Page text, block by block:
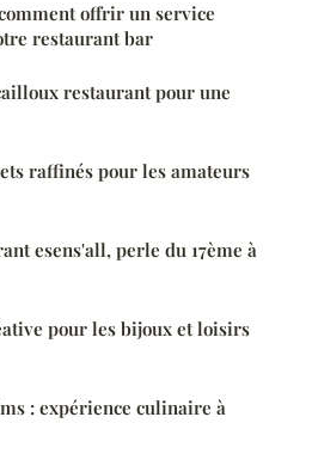
offrir un service
restaurant bar
restaurant pour une
raffinés pour les amateurs
esens'all, perle du 17ème à
pour les bijoux et loisirs
: expérience culinaire à